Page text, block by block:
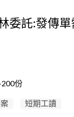
委託:發傳單
200份
短期工讀